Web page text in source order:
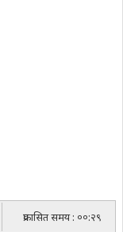
प्रकासित समय : ००:२९